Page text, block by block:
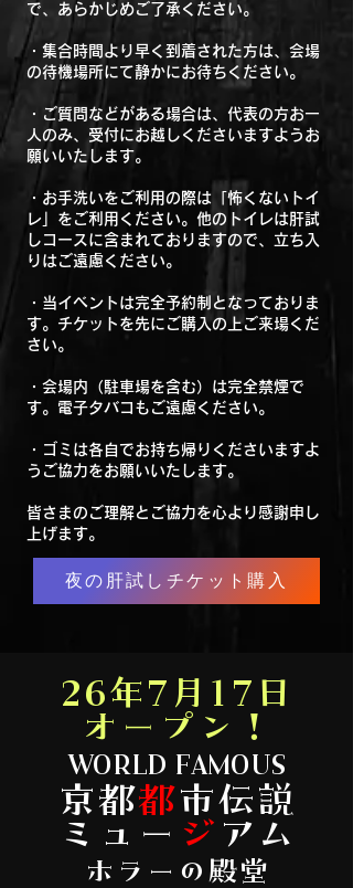
で、あらかじめご了承ください。
・集合時間より早く到着された方は、会場
の待機場所にて静かにお待ちください。
・ご質問などがある場合は、代表の方お一
人のみ、受付にお越しくださいますようお
願いいたします。
・お手洗いをご利用の際は「怖くないトイ
レ」をご利用ください。他のトイレは肝試
しコースに含まれておりますので、立ち入
りはご遠慮ください。
・当イベントは完全予約制となっておりま
す。チケットを先にご購入の上ご来場くだ
さい。
・会場内（駐車場を含む）は完全禁煙で
す。電子タバコもご遠慮ください。
・ゴミは各自でお持ち帰りくださいますよ
うご協力をお願いいたします。
皆さまのご理解とご協力を心より感謝申し
上げます。
夜の肝試しチケット購入
26年7月17日
オープン！
WORLD FAMOUS
京都都市伝説
ミュー ジ アム
ホラーの殿堂